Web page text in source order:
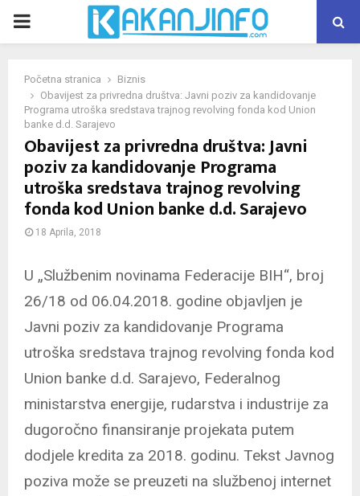
PRIMARY
Početna stranica
Biznis
Obavijest za privredna društva: Javni poziv za kandidovanje
Programa utroška sredstava trajnog revolving fonda kod Union
banke d.d. Sarajevo
Obavijest za privredna društva: Javni
poziv za kandidovanje Programa
utroška sredstava trajnog revolving
fonda kod Union banke d.d. Sarajevo
18 Aprila, 2018
U „Službenim novinama Federacije BIH“, broj
26/18 od 06.04.2018. godine objavljen je
Javni poziv za kandidovanje Programa
utroška sredstava trajnog revolving fonda kod
Union banke d.d. Sarajevo, Federalnog
ministarstva energije, rudarstva i industrije za
dugoročno finansiranje projekata putem
dodjele kredita za 2018. godinu. Tekst Javnog
poziva može se preuzeti na službenoj internet